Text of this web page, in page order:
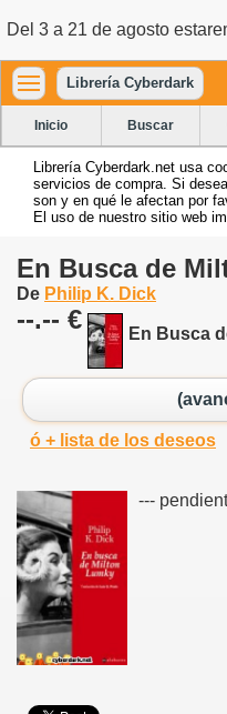
Del 3 a 21 de agosto
Librería Cyberdark
Inicio Buscar
Librería Cyberdark.net usa
servicios de compra. Si
son y en qué le afectan por
El uso de nuestro sitio web
En Busca de
De Philip K. Dick
--.-- € En Busca
ó + lista de los deseos
---